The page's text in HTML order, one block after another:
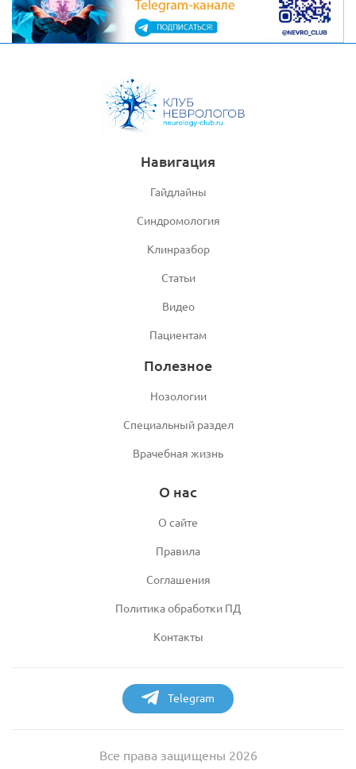
Навигация
Гайдлайны
Синдромология
Клинразбор
Статьи
Видео
Пациентам
Полезное
Нозологии
Специальный раздел
Врачебная жизнь
О нас
О сайте
Правила
Соглашения
Политика обработки ПД
Контакты
Telegram
Все права защищены 2026